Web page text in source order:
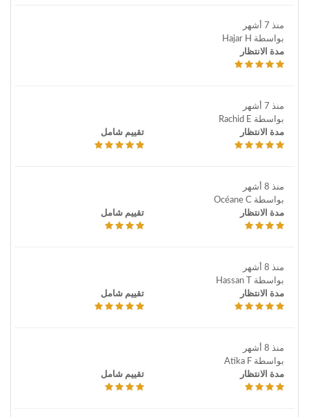
منذ 7 أشهر
بواسطة Hajar H
مدة الانتظار
منذ 7 أشهر
بواسطة Rachid E
مدة الانتظار
تقييم شامل
منذ 8 أشهر
بواسطة Océane C
مدة الانتظار
تقييم شامل
منذ 8 أشهر
بواسطة Hassan T
مدة الانتظار
تقييم شامل
منذ 8 أشهر
بواسطة Atika F
مدة الانتظار
تقييم شامل